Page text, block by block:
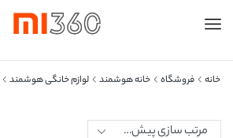
خانه فروشگاه خانه هوشمند لوازم خانگی هوشمند